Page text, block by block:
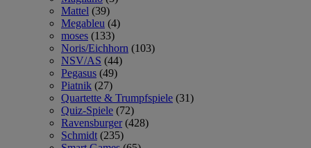
Mattel (39)
Megableu (4)
moses (133)
Noris/Eichhorn (103)
NSV/AS (44)
Pegasus (49)
Piatnik (27)
Quartette & Trumpfspiele (31)
Quiz-Spiele (72)
Ravensburger (428)
Schmidt (235)